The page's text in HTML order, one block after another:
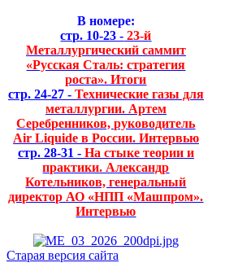
В номере:
стр. 10-23 - 23-й
Металлургический саммит
«Русская Сталь: стратегия
роста». Итоги
стр. 24-27 - Технические газы для
металлургии. Артем
Серебренников, руководитель
Air Liquide в России. Интервью
стр. 28-31 - На стыке теории и
практики. Александр
Котельников, генеральный
директор АО «НПП «Машпром».
Интервью
Старая версия сайта